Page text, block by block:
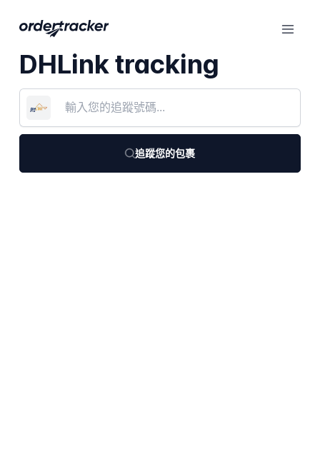
DHLink tracking
追蹤您的包裹